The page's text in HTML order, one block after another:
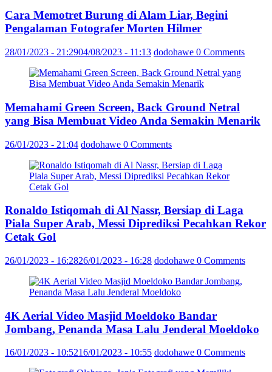
Cara Memotret Burung di Alam Liar, Begini
Pengalaman Fotografer Morten Hilmer
28/01/2023 - 21:2904/08/2023 - 11:13 dodohawe 0 Comments
Memahami Green Screen, Back Ground Netral
yang Bisa Membuat Video Anda Semakin Menarik
26/01/2023 - 21:04 dodohawe 0 Comments
Ronaldo Istiqomah di Al Nassr, Bersiap di Laga
Piala Super Arab, Messi Diprediksi Pecahkan Rekor
Cetak Gol
26/01/2023 - 16:2826/01/2023 - 16:28 dodohawe 0 Comments
4K Aerial Video Masjid Moeldoko Bandar
Jombang, Penanda Masa Lalu Jenderal Moeldoko
16/01/2023 - 10:5216/01/2023 - 10:55 dodohawe 0 Comments